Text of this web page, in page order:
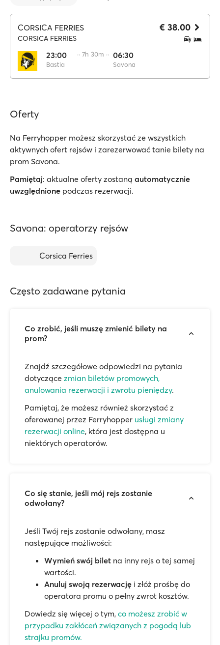
CORSICA FERRIES
CORSICA FERRIES
23:00
Bastia
·· 7h 30m ·· 06:30
Savona
€ 38.00
Oferty
Na Ferryhopper możesz skorzystać ze wszystkich
aktywnych ofert rejsów i zarezerwować tanie bilety na
prom Savona.
Pamiętaj: aktualne oferty zostaną automatycznie
uwzględnione podczas rezerwacji.
Savona: operatorzy rejsów
Corsica Ferries
Często zadawane pytania
Co zrobić, jeśli muszę zmienić bilety na
prom?
Znajdź szczegółowe odpowiedzi na pytania
dotyczące zmian biletów promowych,
anulowania rezerwacji i zwrotu pieniędzy.
Pamiętaj, że możesz również skorzystać z
oferowanej przez Ferryhopper usługi zmiany
rezerwacji online, która jest dostępna u
niektórych operatorów.
Co się stanie, jeśli mój rejs zostanie
odwołany?
Jeśli Twój rejs zostanie odwołany, masz
następujące możliwości:
Wymień swój bilet na inny rejs o tej samej
wartości.
Anuluj swoją rezerwację i złóż prośbę do
operatora promu o pełny zwrot kosztów.
Dowiedz się więcej o tym, co możesz zrobić w
przypadku zakłóceń związanych z pogodą lub
strajku promów.